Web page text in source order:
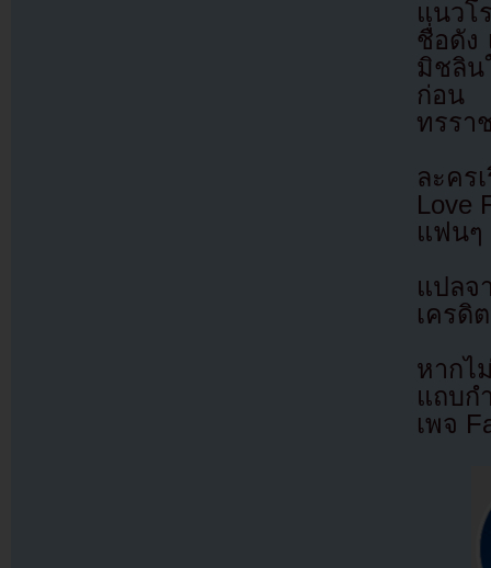
แนวโ
ชื่อดัง
มิชลิน
ก่อน
ทรรา
ละคร
Love
แฟนๆ
แปล
เครดิ
หากไ
แถบก
เพจ